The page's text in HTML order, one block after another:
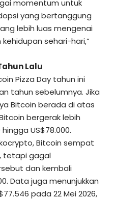
momentum untuk
yang bertanggung
lebih luas mengenai
sehari-hari,”
Lalu
Pizza Day tahun ini
tahun sebelumnya. Jika
Bitcoin berada di atas
Bitcoin bergerak lebih
US$78.000.
, Bitcoin sempat
tetapi gagal
dan kembali
Data juga menunjukkan
pada 22 Mei 2026,